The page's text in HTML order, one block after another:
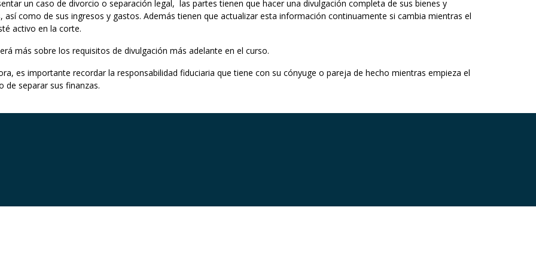
un caso de divorcio o separación legal, las partes tienen que hacer una divulgación completa de sus bienes y
así como de sus ingresos y gastos. Además tienen que actualizar esta información continuamente si cambia mientras el
activo en la corte.
más sobre los requisitos de divulgación más adelante en el curso.
es importante recordar la responsabilidad fiduciaria que tiene con su cónyuge o pareja de hecho mientras empieza el
de separar sus finanzas.